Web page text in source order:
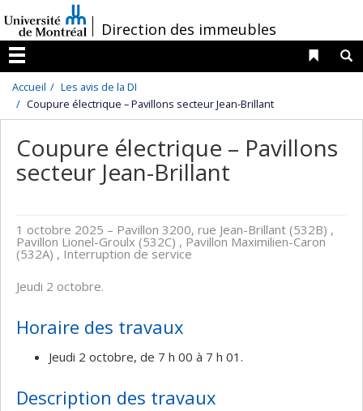
au
contenu
/Direction des immeubles
Menu
Liens
Accueil
Les avis de la DI
Coupure électrique – Pavillons secteur Jean-Brillant
Coupure électrique – Pavillons
secteur Jean-Brillant
1 octobre 2025 – Pavillon 3200, rue Jean-Brillant (532B) ,
Pavillon Lionel-Groulx (532C) , Pavillon Maximilien-Caron
(532A) , Interruption de service
Jeudi 2 octobre.
Horaire des travaux
Jeudi 2 octobre, de 7 h 00 à 7 h 01.
Description des travaux